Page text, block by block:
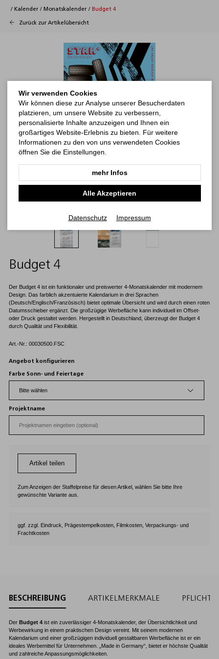
/ Kalender / Monatskalender / Budget 4
Zurück zur Artikelübersicht
Budget 4
Der Budget 4 ist ein funktionaler und preiswerter 4-Monatskalender mit modernem
Design. Das farblich akzentuierte Kalendarium in drei Sprachen
(Deutsch/Englisch/Französisch) bietet optimale Übersicht und wird durch einen roten
Datumsschieber ergänzt. Die großzügige Werbefläche kann individuell im Offset-
oder Druck gestaltet werden. Hergestellt in Deutschland, überzeugt der Budget 4
durch Qualität und Flexibilität.
Art.-Nr.: 00030500.FSC
Angebot konfigurieren
Farbe Sonn- und Feiertage
Projektname
Artikel teilen
Zum Anzeigen der Staffelpreise für diesen Artikel, wählen Sie bitte Ihre
gewünschte Variante aus.
ggf. zzgl. Eindruck, Prägestempelkosten, Filmkosten, Verpackungs- und
Frachtkosten
BESCHREIBUNG ARTIKELMERKMALE
Der Budget 4 ist ein zuverlässiger 4-Monatskalender, der Übersichtlichkeit und
Werbewirkung in einem praktischen Design vereint. Mit seinem modernen
Kalendarium und einer großzügigen individuell gestaltbaren Werbefläche ist er ein
ideales Werbemittel für Unternehmen. „Made in Germany“, bietet er höchste Qualität
und zahlreiche Anpassungsmöglichkeiten.
Wir verwenden Cookies
Wir können diese zur Analyse unserer Besucherdaten
platzieren, um unsere Website zu verbessern,
personalisierte Inhalte anzuzeigen und Ihnen ein
großartiges Website-Erlebnis zu bieten. Für weitere
Informationen zu den von uns verwendeten Cookies
öffnen Sie die Einstellungen.
mehr Infos
Alle Akzeptieren
Datenschutz Impressum